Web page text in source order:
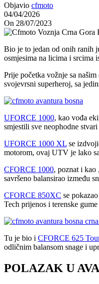
Objavio cfmoto
04/04/2026
On 28/07/2023
Bio je to jedan od onih ranih
osmjesima na licima i srcima
Prije početka vožnje sa
svojevrsni superheroj, sa
UFORCE 1000, kao vođa
smjestili sve neophodne
UFORCE 1000 XL se
motorom, ovaj UTV je lako
CFORCE 1000, poznat i kao
savršeno balansirao između
CFORCE 850XC se
Tech prijenos i terenske
Tu je bio i CFORCE 625
odličnim balansom snage i
POLAZAK U